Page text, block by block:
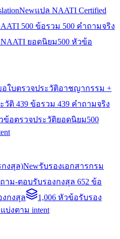
Newแปล NAATI Certified
500 ข้อรวม 500 คำถามจริง
ยอดนิยม500 หัวข้อ
อใบตรวจประวัติอาชญากรรม +
วัติ 439 ข้อรวม 439 คำถามจริง
ข้อตรวจประวัติยอดนิยม500
งสุล)Newรับรองเอกสารกรม
ถาม-ตอบรับรองกงสุล 652 ข้อ
งกงสุล
1,006 หัวข้อรับรอง
บ่งตาม intent